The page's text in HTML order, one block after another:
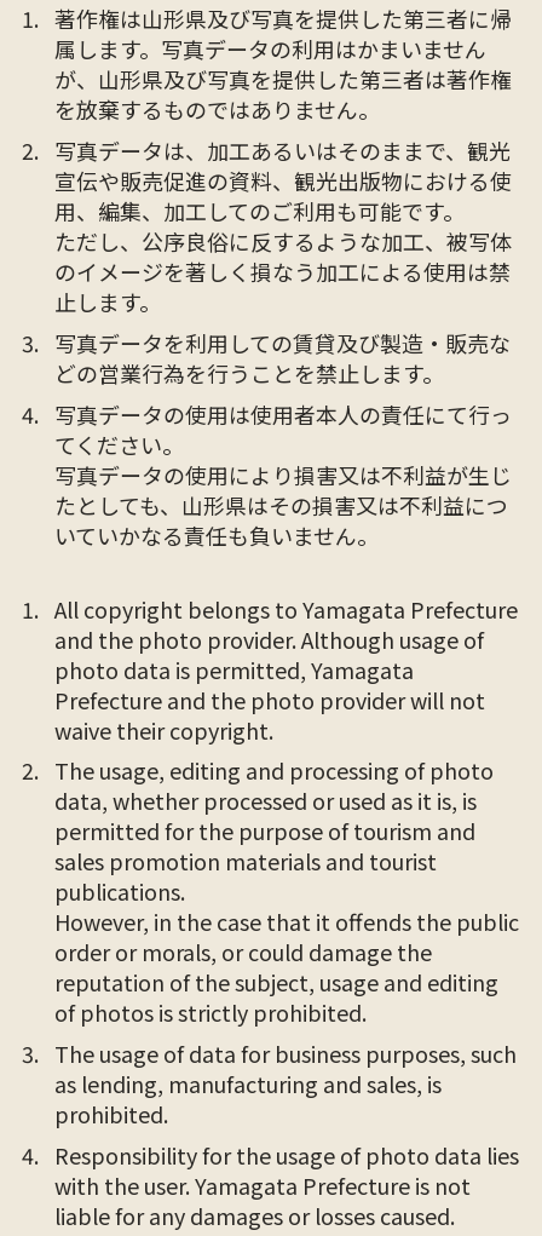
著作権は山形県及び写真を提供した第三者に帰
属します。写真データの利用はかまいません
が、山形県及び写真を提供した第三者は著作権
を放棄するものではありません。
写真データは、加工あるいはそのままで、観光
宣伝や販売促進の資料、観光出版物における使
用、編集、加工してのご利用も可能です。
ただし、公序良俗に反するような加工、被写体
のイメージを著しく損なう加工による使用は禁
止します。
写真データを利用しての賃貸及び製造・販売な
どの営業行為を行うことを禁止します。
写真データの使用は使用者本人の責任にて行っ
てください。
写真データの使用により損害又は不利益が生じ
たとしても、山形県はその損害又は不利益につ
いていかなる責任も負いません。
All copyright belongs to Yamagata Prefecture
and the photo provider. Although usage of
photo data is permitted, Yamagata
Prefecture and the photo provider will not
waive their copyright.
The usage, editing and processing of photo
data, whether processed or used as it is, is
permitted for the purpose of tourism and
sales promotion materials and tourist
publications.
However, in the case that it offends the public
order or morals, or could damage the
reputation of the subject, usage and editing
of photos is strictly prohibited.
The usage of data for business purposes, such
as lending, manufacturing and sales, is
prohibited.
Responsibility for the usage of photo data lies
with the user. Yamagata Prefecture is not
liable for any damages or losses caused.